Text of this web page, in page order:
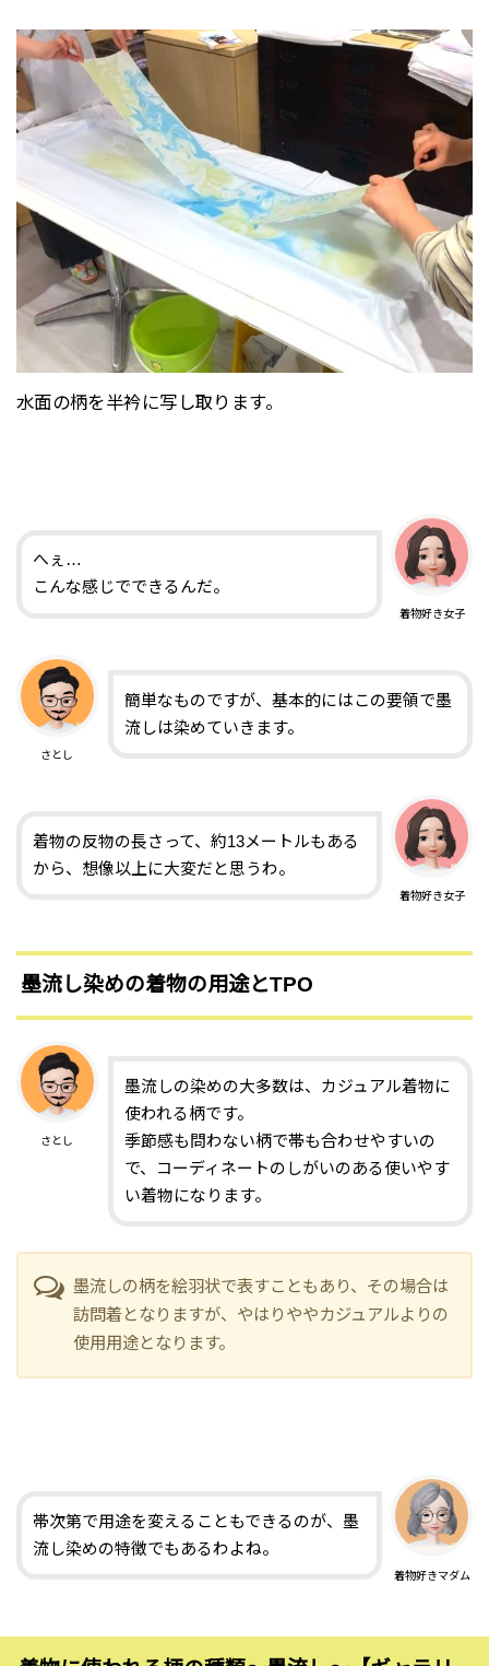
水面の柄を半衿に写し取ります。
着物好き女子
へぇ…
こんな感じでできるんだ。
さとし
簡単なものですが、基本的にはこの要領で墨
流しは染めていきます。
着物好き女子
着物の反物の長さって、約13メートルもある
から、想像以上に大変だと思うわ。
墨流し染めの着物の用途とTPO
さとし
墨流しの染めの大多数は、カジュアル着物に
使われる柄です。
季節感も問わない柄で帯も合わせやすいの
で、コーディネートのしがいのある使いやす
い着物になります。
墨流しの柄を絵羽状で表すこともあり、その場合は
訪問着となりますが、やはりややカジュアルよりの
使用用途となります。
着物好きマダム
帯次第で用途を変えることもできるのが、墨
流し染めの特徴でもあるわよね。